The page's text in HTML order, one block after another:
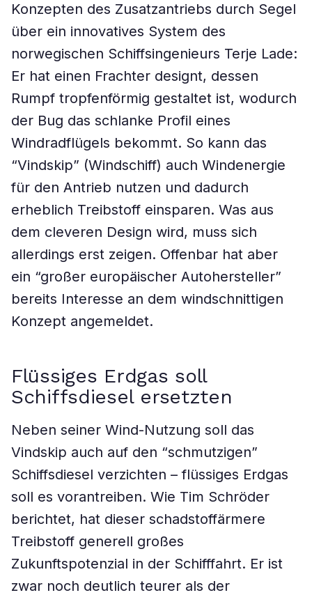
Konzepten des Zusatzantriebs durch Segel
über ein innovatives System des
norwegischen Schiffsingenieurs Terje Lade:
Er hat einen Frachter designt, dessen
Rumpf tropfenförmig gestaltet ist, wodurch
der Bug das schlanke Profil eines
Windradflügels bekommt. So kann das
“Vindskip” (Windschiff) auch Windenergie
für den Antrieb nutzen und dadurch
erheblich Treibstoff einsparen. Was aus
dem cleveren Design wird, muss sich
allerdings erst zeigen. Offenbar hat aber
ein “großer europäischer Autohersteller”
bereits Interesse an dem windschnittigen
Konzept angemeldet.
Flüssiges Erdgas soll
Schiffsdiesel ersetzten
Neben seiner Wind-Nutzung soll das
Vindskip auch auf den “schmutzigen”
Schiffsdiesel verzichten – flüssiges Erdgas
soll es vorantreiben. Wie Tim Schröder
berichtet, hat dieser schadstoffärmere
Treibstoff generell großes
Zukunftspotenzial in der Schifffahrt. Er ist
zwar noch deutlich teurer als der